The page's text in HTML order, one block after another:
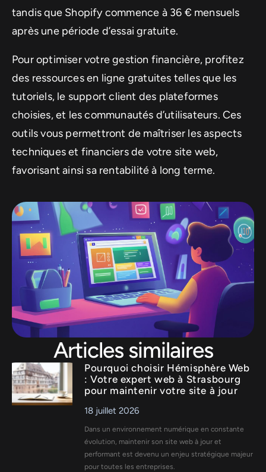
tandis que Shopify commence à 36 € mensuels
après une période d’essai gratuite.
Pour optimiser votre gestion financière, profitez
des ressources en ligne gratuites telles que les
tutoriels, le support client des plateformes
choisies, et les communautés d’utilisateurs. Ces
outils vous permettront de maîtriser les aspects
techniques et financiers de votre site web,
favorisant ainsi sa rentabilité à long terme.
Articles similaires
Pourquoi choisir Hémisphère Web
: Votre expert web à Strasbourg
pour maintenir votre site à jour
18 juillet 2026
Dans un environnement numérique en constante
évolution, maintenir son site web à jour et
performant est devenu un enjeu stratégique majeur
pour toutes les entreprises.